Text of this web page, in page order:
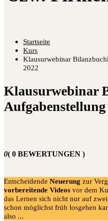
Startseite
Kurs
Klausurwebinar
2022
Klausurwebinar
0( 0 BEWERTUNGEN )
Entscheidende Neuerung zur
vorbereitende Videos vor dem
das Lernen sich nicht nur auf
schon möglichst früh losgehen
also ...